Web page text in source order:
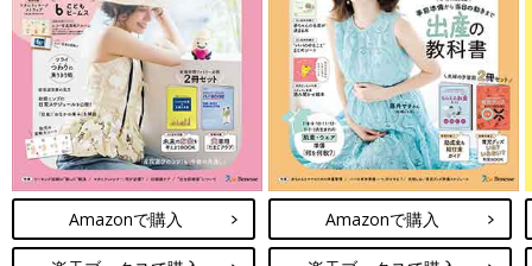
Amazonで購入 Amazonで購入